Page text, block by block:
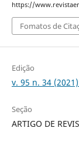
https://
Fomatos de
Edição
v. 95 n. 34
Seção
ARTIGO DE